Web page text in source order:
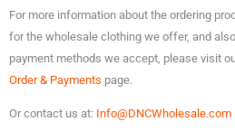
For more information about the ordering
for the wholesale clothing we offer, and
payment methods we accept, please visit
Order & Payments page.
Or contact us at: Info@DNCWholesale.com